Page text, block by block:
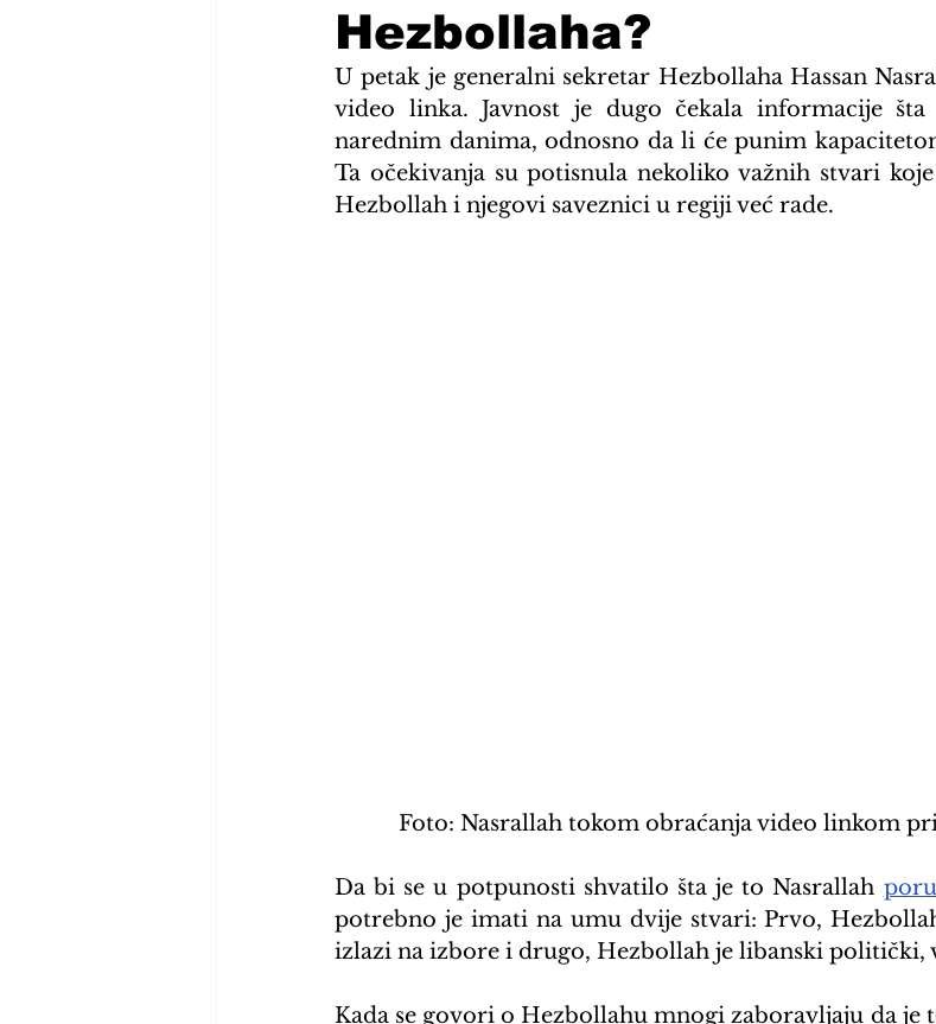
Hezbollaha?
U petak je generalni sekretar Hezbollaha Hassan
video linka. Javnost je dugo čekala informacije
narednim danima, odnosno da li će punim
Ta očekivanja su potisnula nekoliko važnih stvari
Hezbollah i njegovi saveznici u regiji već rade.
Foto: Nasrallah tokom obraćanja video linkom
Da bi se u potpunosti shvatilo šta je to Nasrallah
potrebno je imati na umu dvije stvari: Prvo,
izlazi na izbore i drugo, Hezbollah je libanski politički,
Kada se govori o Hezbollahu mnogi zaboravljaju da je